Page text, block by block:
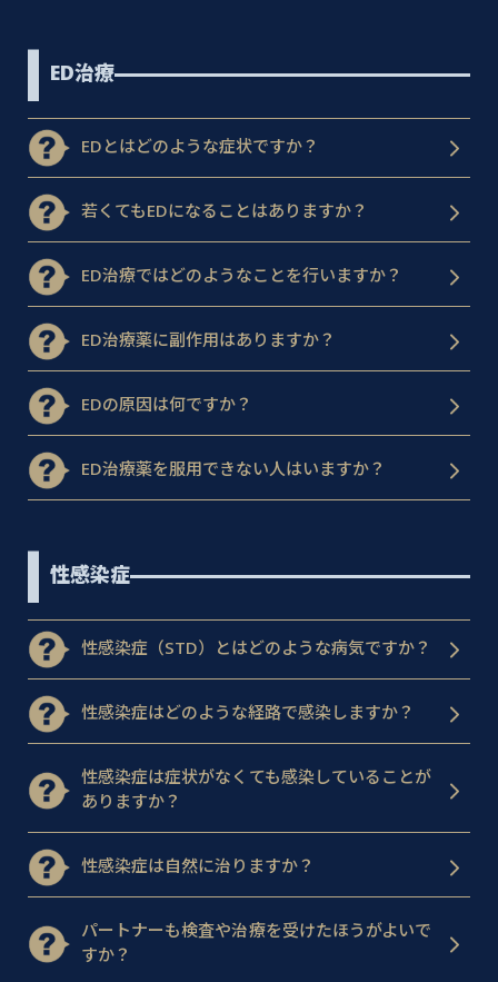
ED治療
EDとはどのような症状ですか？
若くてもEDになることはありますか？
ED治療ではどのようなことを行いますか？
ED治療薬に副作用はありますか？
EDの原因は何ですか？
ED治療薬を服用できない人はいますか？
性感染症
性感染症（STD）とはどのような病気ですか？
性感染症はどのような経路で感染しますか？
性感染症は症状がなくても感染していることが
ありますか？
性感染症は自然に治りますか？
パートナーも検査や治療を受けたほうがよいで
すか？